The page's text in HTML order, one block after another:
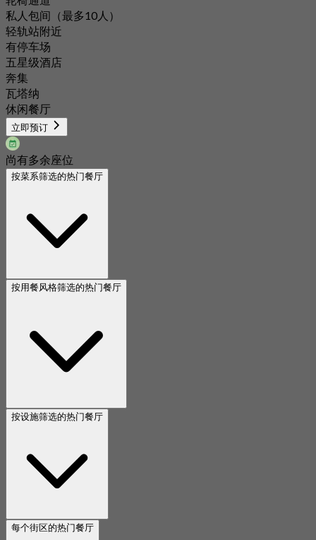
私人包间（最多10人）
轻轨站附近
有停车场
五星级酒店
奔集
瓦塔纳
休闲餐厅
立即预订
尚有多余座位
按菜系筛选的热门餐厅
按用餐风格筛选的热门餐厅
按设施筛选的热门餐厅
每个街区的热门餐厅